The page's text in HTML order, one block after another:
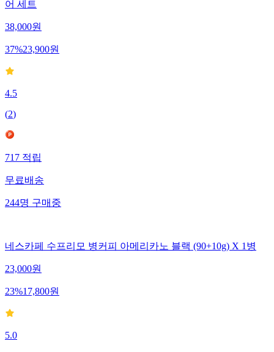
어 세트
38,000원
37%23,900원
4.5
(2)
717적립
무료배송
244명구매중
네스카페 수프리모 병커피 아메리카노 블랙 (90+10g) X 1병
23,000원
23%17,800원
5.0